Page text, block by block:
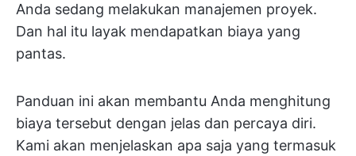
Anda sedang melakukan manajemen proyek.
Dan hal itu layak mendapatkan biaya yang
pantas.
Panduan ini akan membantu Anda menghitung
biaya tersebut dengan jelas dan percaya diri.
Kami akan menjelaskan apa saja yang termasuk